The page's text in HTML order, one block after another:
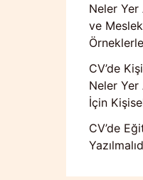
Neler Yer
ve
CV’de
Neler Yer
İçin
CV’de